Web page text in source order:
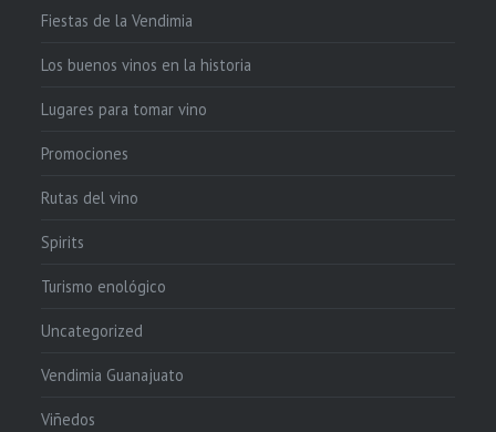
Fiestas de la Vendimia
Los buenos vinos en la historia
Lugares para tomar vino
Promociones
Rutas del vino
Spirits
Turismo enológico
Uncategorized
Vendimia Guanajuato
Viñedos